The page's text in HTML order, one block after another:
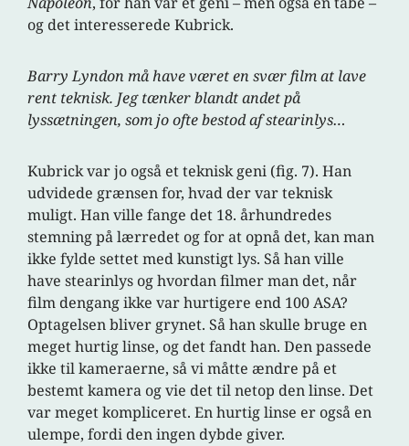
og det interesserede Kubrick.
Barry Lyndon må have været en svær film at lave
rent teknisk. Jeg tænker blandt andet på
lyssætningen, som jo ofte bestod af stearinlys…
Kubrick var jo også et teknisk geni (fig. 7). Han
udvidede grænsen for, hvad der var teknisk
muligt. Han ville fange det 18. århundredes
stemning på lærredet og for at opnå det, kan man
ikke fylde settet med kunstigt lys. Så han ville
have stearinlys og hvordan filmer man det, når
film dengang ikke var hurtigere end 100 ASA?
Optagelsen bliver grynet. Så han skulle bruge en
meget hurtig linse, og det fandt han. Den passede
ikke til kameraerne, så vi måtte ændre på et
bestemt kamera og vie det til netop den linse. Det
var meget kompliceret. En hurtig linse er også en
ulempe, fordi den ingen dybde giver.